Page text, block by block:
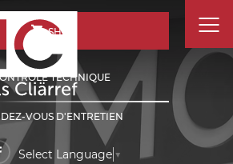
SHOP
TECHNIQUE
VOUS D'ENTRETIEN
Select Language ▼